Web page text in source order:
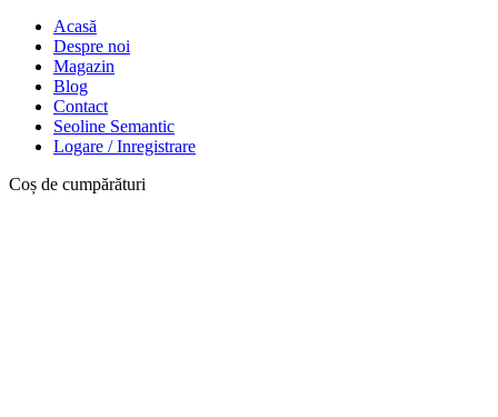
Acasă
Despre noi
Magazin
Blog
Contact
Seoline Semantic
Logare / Inregistrare
Coș de cumpărături